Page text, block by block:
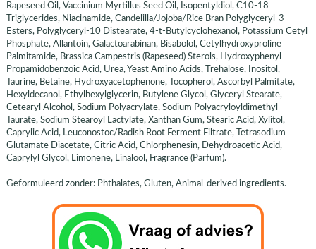
Rapeseed Oil, Vaccinium Myrtillus Seed Oil, Isopentyldiol, C10-18
Triglycerides, Niacinamide, Candelilla/Jojoba/Rice Bran Polyglyceryl-3
Esters, Polyglyceryl-10 Distearate, 4-t-Butylcyclohexanol, Potassium Cetyl
Phosphate, Allantoin, Galactoarabinan, Bisabolol, Cetylhydroxyproline
Palmitamide, Brassica Campestris (Rapeseed) Sterols, Hydroxyphenyl
Propamidobenzoic Acid, Urea, Yeast Amino Acids, Trehalose, Inositol,
Taurine, Betaine, Hydroxyacetophenone, Tocopherol, Ascorbyl Palmitate,
Hexyldecanol, Ethylhexylglycerin, Butylene Glycol, Glyceryl Stearate,
Cetearyl Alcohol, Sodium Polyacrylate, Sodium Polyacryloyldimethyl
Taurate, Sodium Stearoyl Lactylate, Xanthan Gum, Stearic Acid, Xylitol,
Caprylic Acid, Leuconostoc/Radish Root Ferment Filtrate, Tetrasodium
Glutamate Diacetate, Citric Acid, Chlorphenesin, Dehydroacetic Acid,
Caprylyl Glycol, Limonene, Linalool, Fragrance (Parfum)​​.
Geformuleerd zonder: Phthalates, Gluten, Animal-derived ingredients.